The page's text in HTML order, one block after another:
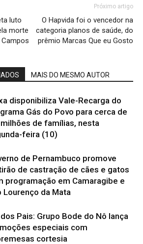
luto
morte
Próximo artigo
O Hapvida foi o vencedor na
categoria planos de saúde, do
prêmio Marcas Que eu Gosto
MAIS DO MESMO AUTOR
disponibiliza Vale-Recarga do
Gás do Povo para cerca de
de famílias, nesta
feira (10)
de Pernambuco promove
de castração de cães e gatos
programação em Camaragibe e
Lourenço da Mata
Pais: Grupo Bode do Nô lança
especiais com
cortesia